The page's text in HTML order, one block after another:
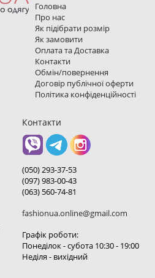
Головна
Про нас
Як підібрати розмір
Як замовити
Оплата та Доставка
Контакти
Обмін/повернення
Договір публічної оферти
Політика конфіденційності
Контакти
(050) 293-37-53
(097) 983-00-43
(063) 560-74-81
fashionua.online@gmail.com
Графік роботи:
Понеділок - субота 10:30 - 19:00
Неділя - вихідний